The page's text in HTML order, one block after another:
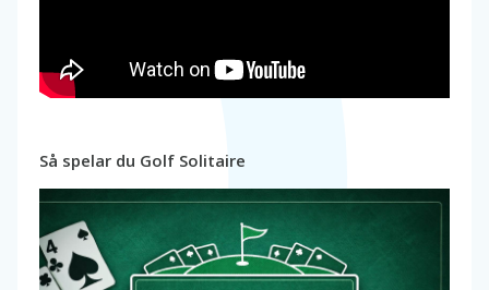
Så spelar du Golf Solitaire